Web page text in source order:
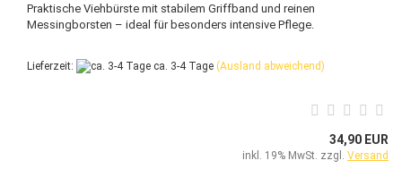
Praktische Viehbürste mit stabilem Griffband und reinen
Messingborsten – ideal für besonders intensive Pflege.
Lieferzeit: ca. 3-4 Tage (Ausland abweichend)
34,90 EUR
inkl. 19% MwSt. zzgl. Versand